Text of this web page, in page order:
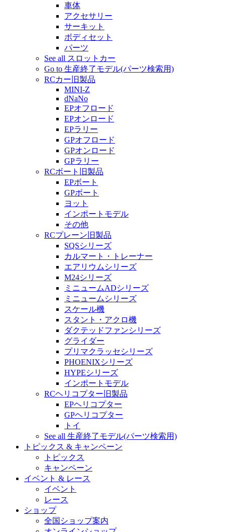
車体
アクセサリー
サーキット
ボディセット
パーツ
See all スロットカー
Go to 生産終了モデル(パーツ検索用)
RCカー旧製品
MINI-Z
dNaNo
EPオフロード
EPオンロード
EPラリー
GPオフロード
GPオンロード
GPラリー
RCボート旧製品
EPボート
GPボート
ヨット
インポートモデル
その他
RCプレーン旧製品
SQSシリーズ
カルマート・トレーナー
エアリウムシリーズ
M24シリーズ
ミニュームADシリーズ
ミニュームシリーズ
スケール機
スタント・アクロ機
ダクテッドファンシリーズ
グライダー
プリマクラッセシリーズ
PHOENIXシリーズ
HYPEシリーズ
インポートモデル
RCヘリコプター旧製品
EPヘリコプター
GPヘリコプター
トイ
See all 生産終了モデル(パーツ検索用)
トピックス & キャンペーン
トピックス
キャンペーン
イベント & レース
イベント
レース
ショップ
全国ショップ案内